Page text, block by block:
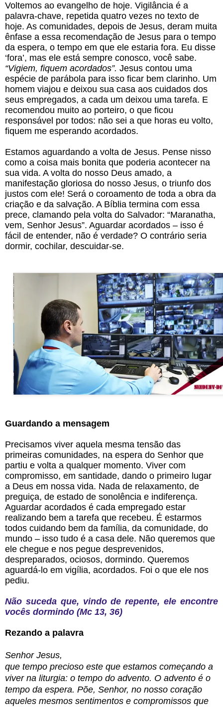
Voltemos ao evangelho de hoje. Vigilância é a
palavra-chave, repetida quatro vezes no texto de
hoje. As comunidades, depois de Jesus, deram muita
ênfase a essa recomendação de Jesus para o tempo
da espera, o tempo em que ele estaria fora. Eu disse
‘fora’, mas ele está sempre conosco, você sabe.
“Vigiem, fiquem acordados”. Jesus contou uma
espécie de parábola para isso ficar bem clarinho. Um
homem viajou e deixou sua casa aos cuidados dos
seus empregados, a cada um deixou uma tarefa. E
recomendou muito ao porteiro, o que ficou
responsável por todos: não sei a que horas eu volto,
fiquem me esperando acordados.
Estamos aguardando a volta de Jesus. Pense nisso
como a coisa mais bonita que poderia acontecer na
sua vida. A volta do nosso Deus amado, a
manifestação gloriosa do nosso Jesus, o triunfo dos
justos com ele! Será o coroamento de toda a obra da
criação e da salvação. A Bíblia termina com essa
prece, clamando pela volta do Salvador: “Maranatha,
vem, Senhor Jesus”. Aguardar acordados – isso é
fácil de entender, não é verdade? O contrário seria
dormir, cochilar, descuidar-se.
Guardando a mensagem
Precisamos viver aquela mesma tensão das
primeiras comunidades, na espera do Senhor que
partiu e volta a qualquer momento. Viver com
compromisso, em santidade, dando o primeiro lugar
a Deus em nossa vida. Nada de relaxamento, de
preguiça, de estado de sonolência e indiferença.
Aguardar acordados é cada empregado estar
realizando bem a tarefa que recebeu. É estarmos
todos cuidando bem da família, da comunidade, do
mundo – isso tudo é a casa dele. Não queremos que
ele chegue e nos pegue desprevenidos,
despreparados, ociosos, dormindo. Queremos
aguardá-lo em vigília, acordados. Foi o que ele nos
pediu.
Não suceda que, vindo de repente, ele encontre
vocês dormindo (Mc 13, 36)
Rezando a palavra
Senhor Jesus,
que tempo precioso este que estamos começando a
viver na liturgia: o tempo do advento. O advento é o
tempo da espera. Põe, Senhor, no nosso coração
aqueles mesmos sentimentos e compromissos que